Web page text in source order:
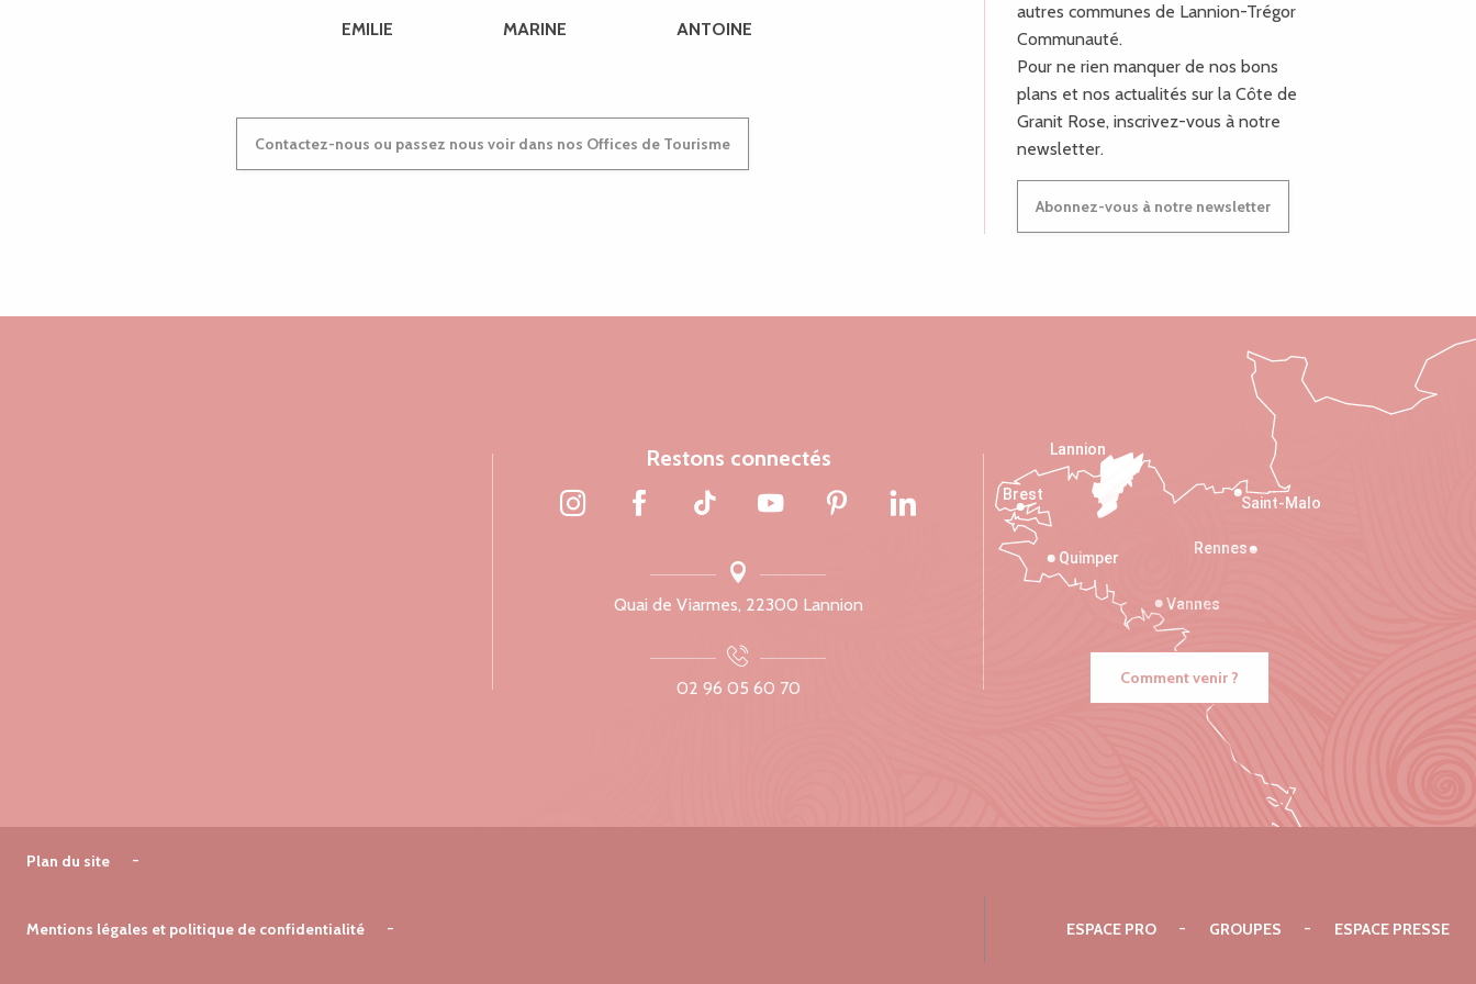
EMILIE MARINE ANTOINE
Contactez-nous ou passez nous voir dans nos Offices de Tourisme
autres communes de Lannion-Trégor
Communauté.
Pour ne rien manquer de nos bons
plans et nos actualités sur la Côte de
Granit Rose, inscrivez-vous à notre
newsletter.
Abonnez-vous à notre newsletter
Restons connectés
Quai de Viarmes, 22300 Lannion
02 96 05 60 70
Saint-Malo
Rennes
Vannes
Quimper
Lannion
Brest
Comment venir ?
Plan du site
Mentions légales et politique de confidentialité ESPACE PRO GROUPES ESPACE PRESSE